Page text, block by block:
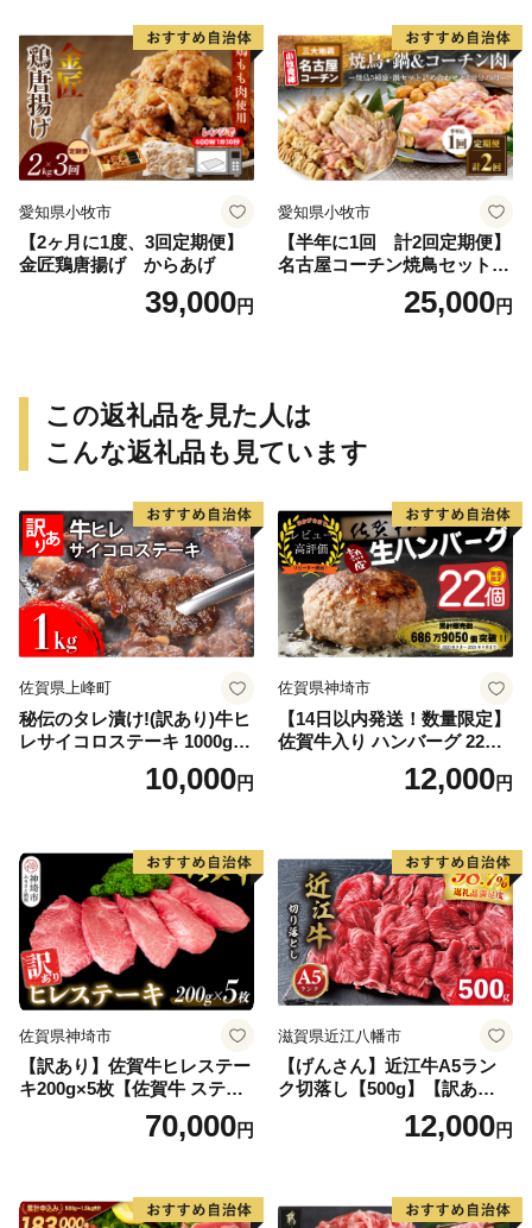
愛知県小牧市
【2ヶ月に1度、3回定期便】
金匠鶏唐揚げ からあげ
39,000円
愛知県小牧市
【半年に1回 計2回定期便】
名古屋コーチン焼鳥セット・
名古屋コーチン鍋&名古屋コ
ーチン1羽分セット25,000円
この返礼品を見た人は
こんな返礼品も見ています
佐賀県上峰町
秘伝のタレ漬け!(訳あり)牛ヒ
レサイコロステーキ 1000g
10,000円
佐賀県神埼市
【14日以内発送！数量限定】
佐賀牛入り ハンバーグ 22個
2.6kg(120g×22個)【佐賀牛
黒毛和牛 ブランド牛 九州 ハ
気】(H083106)
12,000円
佐賀県神埼市
【訳あり】佐賀牛ヒレステー
キ200g×5枚【佐賀牛 ステー
キ ブランド肉 ヒレ肉 フィレ
肉 ジューシー ヘルシー】(H0
70,000円
滋賀県近江八幡市
【げんさん】近江牛A5ラン
ク切落し【500g】【訳あり】
12,000円